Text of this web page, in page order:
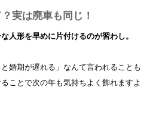
実は廃車も同じ！
人形を早めに片付けるのが習わし。
婚期が遅れる」なんて言われることも
ことで次の年も気持ちよく飾れますよ